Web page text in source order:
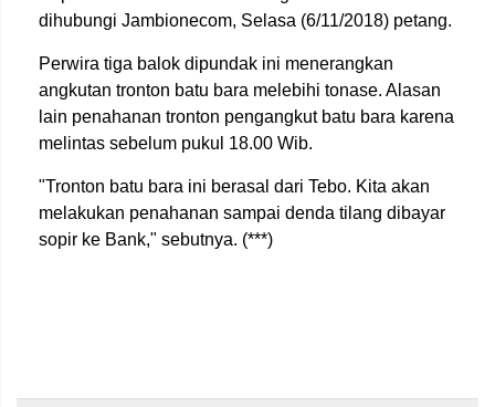
dihubungi Jambionecom, Selasa (6/11/2018) petang.
Perwira tiga balok dipundak ini menerangkan
angkutan tronton batu bara melebihi tonase. Alasan
lain penahanan tronton pengangkut batu bara karena
melintas sebelum pukul 18.00 Wib.
"Tronton batu bara ini berasal dari Tebo. Kita akan
melakukan penahanan sampai denda tilang dibayar
sopir ke Bank," sebutnya. (***)